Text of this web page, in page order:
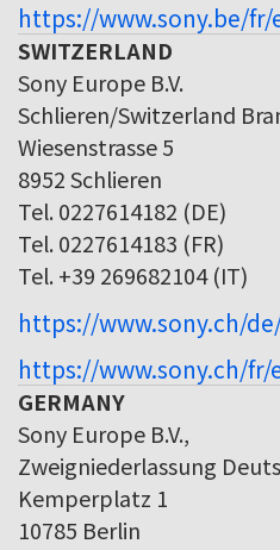
https://www.sony.be/
SWITZERLAND
Sony Europe B.V.
Schlieren/Switzerland
Wiesenstrasse 5
8952 Schlieren
Tel. 0227614182 (DE)
Tel. 0227614183 (FR)
Tel. +39 269682104 (IT)
https://www.sony.ch/
https://www.sony.ch/
GERMANY
Sony Europe B.V.,
Zweigniederlassung
Kemperplatz 1
10785 Berlin